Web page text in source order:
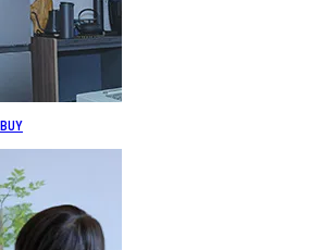
BUY